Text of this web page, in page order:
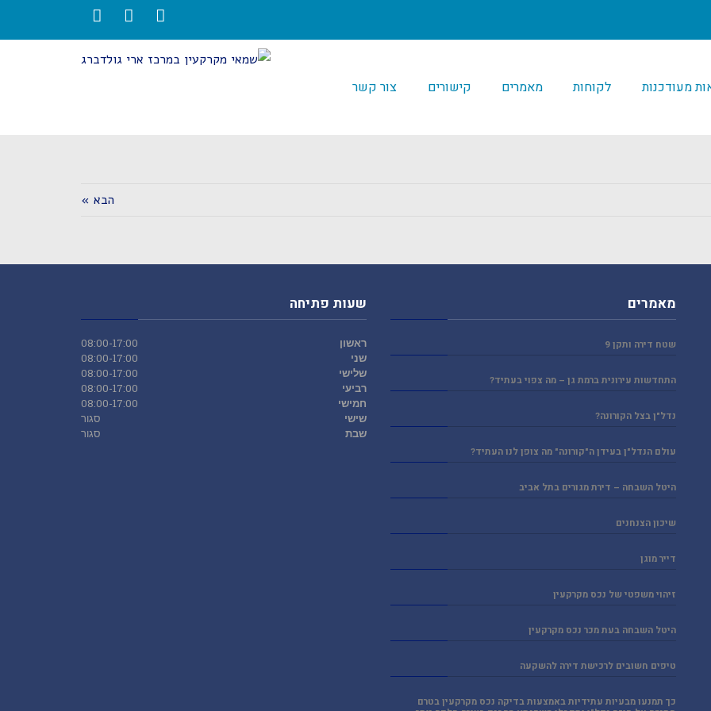
מעודכנות לקוחות מאמרים קישורים צור קשר
הבא »
מאמרים
שטח דירה ותקן 9
התחדשות עירונית ברמת גן – מה צפוי בעתיד?
נדל"ן בצל הקורונה?
עולם הנדל"ן בעידן ה"קורונה" מה צופן לנו העתיד?
היטל השבחה – דירת מגורים בתל אביב
שיכון הצנחנים
דייר מוגן
זיהוי משפטי של נכס מקרקעין
היטל השבחה בעת מכר נכס מקרקעין
טיפים חשובים לרכישת דירה להשקעה
כך תמנעו מבעיות עתידיות באמצעות בדיקה נכס מקרקעין בטרם
שעות פתיחה
ראשון
08:00-17:00
שני
08:00-17:00
שלישי
08:00-17:00
רביעי
08:00-17:00
חמישי
08:00-17:00
שישי
סגור
שבת
סגור